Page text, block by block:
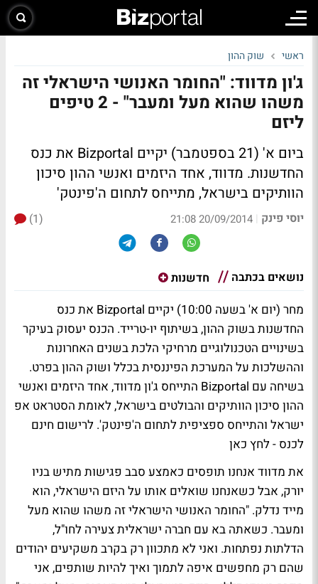
ראשי שוק ההון
ג'ון מדווד: "החומר האנושי הישראלי זה
משהו שהוא מעל ומעבר" - 2 טיפים
ליזם
ביום א' (21 בספטמבר) יקיים Bizportal את כנס
החדשנות. מדווד, אחד היזמים ואנשי ההון סיכון
הוותיקים בישראל, מתייחס לתחום ה'פינטק'
יוסי פינק |
20/09/2014 21:08
(1)
נושאים בכתבה חדשנות
מחר (יום א' בשעה 10:00) יקיים Bizportal את כנס
החדשנות בשוק ההון, בשיתוף יו-טרייד. הכנס יעסוק בעיקר
בשינויים הטכנולוגיים מרחיקי הלכת בשנים האחרונות
וההשלכות על המערכת הפיננסית בכלל ושוק ההון בפרט.
בשיחה עם Bizportal התייחס ג'ון מדווד, אחד היזמים ואנשי
ההון סיכון הוותיקים והבולטים בישראל, לאומת הסטראט אפ
ישראל והתייחס ספציפית לתחום ה'פינטק'. לרישום חינם
לכנס - לחץ כאן
את מדווד אנחנו תופסים כאמצע סבב פגישות מתיש בניו
יורק, אבל כשאנחנו שואלים אותו על היזם הישראלי, הוא
מייד נדלק. "החומר האנושי הישראלי זה משהו שהוא מעל
ומעבר. כשאתה בא עם חברה ישראלית צעירה לחו"ל,
הדלתות נפתחות. ואני לא מתכוון רק בקרב משקיעים יהודים
שהם רק מחפשים איפה לתמוך ואיך להיות שותפים, אני